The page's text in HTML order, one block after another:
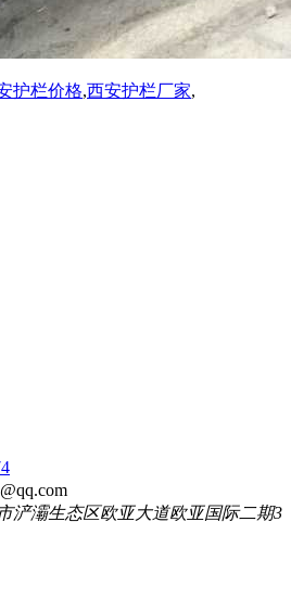
护栏价格,西安护栏厂家,
浐灞生态区欧亚大道欧亚国际二期3